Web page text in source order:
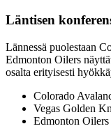
Läntisen
Lännessä puolestaan
Edmonton Oilers
osalta erityisesti
Colorado
Vegas Golden
Edmonton